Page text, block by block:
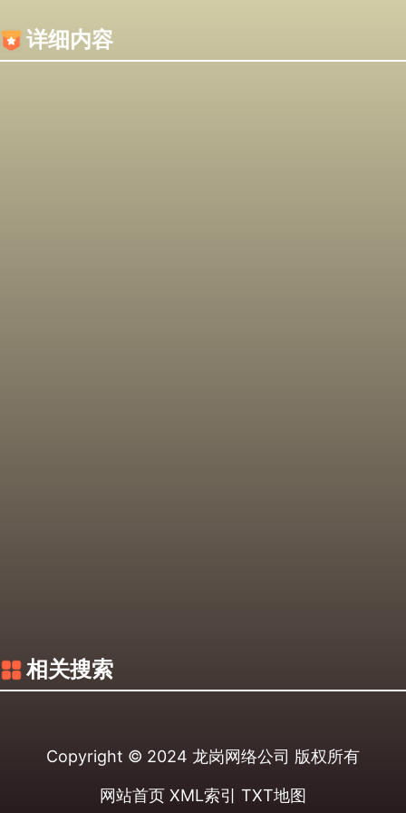
详细内容
相关搜索
Copyright © 2024 龙岗网络公司 版权所有
网站首页 XML索引 TXT地图